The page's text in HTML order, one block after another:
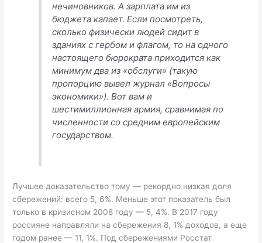
нечиновников. А зарплата им из
бюджета капает. Если посмотреть,
сколько физически людей сидит в
зданиях с гербом и флагом, то на одного
настоящего бюрократа приходится как
минимум два из «обслуги» (такую
пропорцию вывел журнал «Вопросы
экономики»). Вот вам и
шестимиллионная армия, сравнимая по
численности со средним европейским
государством.
Лучшее доказательство тому — рекордно низкая доля
сбережений: всего 5, 6%. Меньше этот показатель был
только в кризисном 2008 году — 5, 4%. В 2017 году
россияне направляли на сбережения 8, 1% доходов, а еще
годом ранее — 11, 1%. Под сбережениями Росстат